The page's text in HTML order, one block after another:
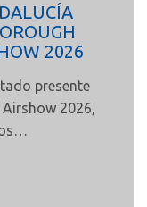
2026
presente
2026,